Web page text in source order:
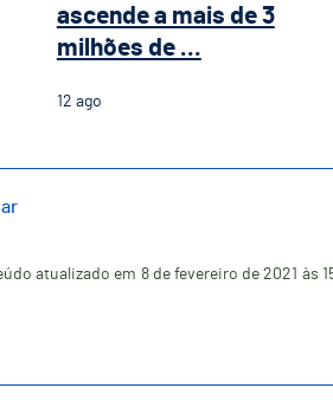
ascende a mais de 3
milhões de ...
12 ago
atualizado em 8 de fevereiro de 2021 às